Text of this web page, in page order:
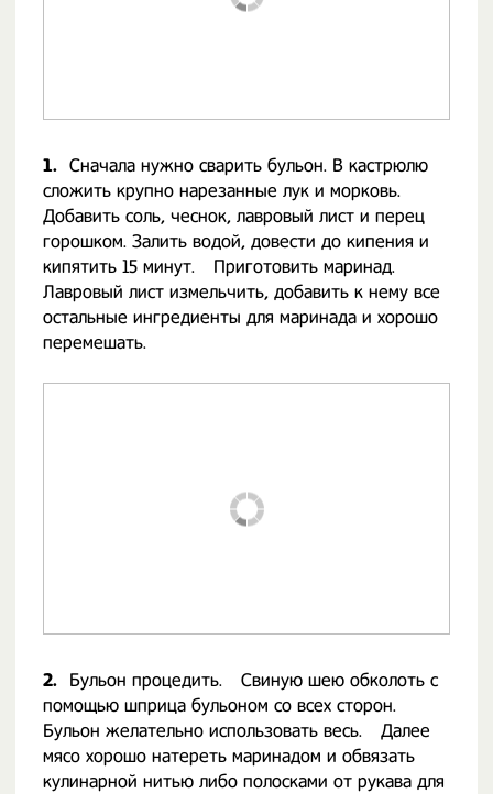
1. Сначала нужно сварить бульон. В кастрюлю
сложить крупно нарезанные лук и морковь.
Добавить соль, чеснок, лавровый лист и перец
горошком. Залить водой, довести до кипения и
кипятить 15 минут.⠀ Приготовить маринад.
Лавровый лист измельчить, добавить к нему все
остальные ингредиенты для маринада и хорошо
перемешать.⠀
2.
Бульон процедить.⠀ Свиную шею обколоть с
помощью шприца бульоном со всех сторон.
Бульон желательно использовать весь.⠀ Далее
мясо хорошо натереть маринадом и обвязать
кулинарной нитью либо полосками от рукава для